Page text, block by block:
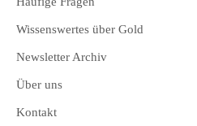
Wissenswertes über Gold
Newsletter Archiv
Über uns
Kontakt